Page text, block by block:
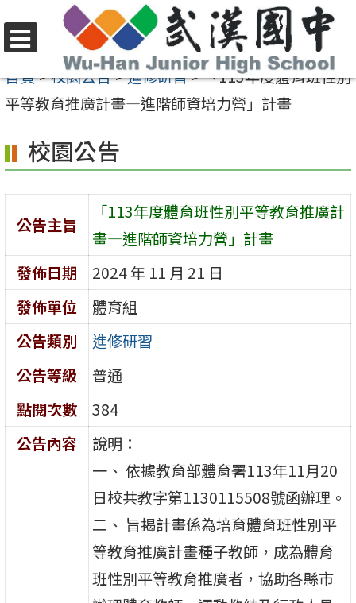
至
要
容
區
選
單
首頁>校園公告>進修研習>「113年度體育班性別
平等教育推廣計畫—進階師資培力營」計畫
校園公告
公告主旨
「113年度體育班性別平等教育推廣計
畫—進階師資培力營」計畫
發佈日期
2024 年 11 月 21 日
發佈單位
體育組
公告類別
進修研習
公告等級
普通
點閱次數
384
公告內容
說明：
一、 依據教育部體育署113年11月20
日校共教字第1130115508號函辦理。
二、 旨揭計畫係為培育體育班性別平
等教育推廣計畫種子教師，成為體育
班性別平等教育推廣者，協助各縣市